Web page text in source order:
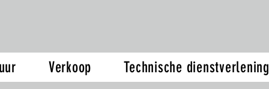
Verkoop Technische dienstverlening